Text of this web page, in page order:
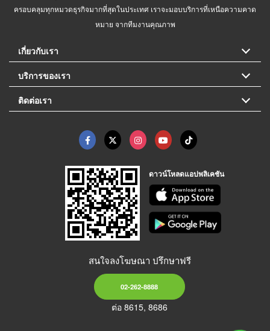
ครอบคลุมทุกหมวดธุรกิจมากที่สุดในประเทศ เราจะมอบบริการที่เหนือความคาด
หมาย จากทีมงานคุณภาพ
เกี่ยวกับเรา
บริการของเรา
ติดต่อเรา
ดาวน์โหลดแอปพลิเคชัน
สนใจลงโฆษณา ปรึกษาฟรี
02-262-8888
ต่อ 8615, 8686